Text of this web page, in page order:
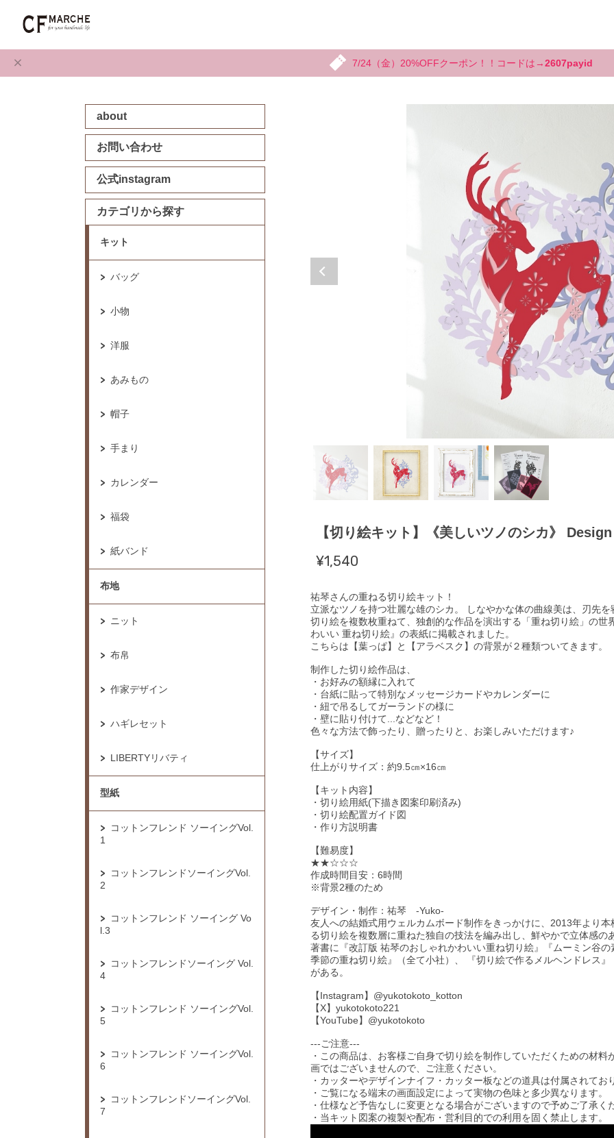
7/24（金）20%OFFクーポン！！コードは→2607payid
about
お問い合わせ
公式instagram
カテゴリから探す
キット
バッグ
小物
洋服
あみもの
帽子
手まり
カレンダー
福袋
紙バンド
布地
ニット
布帛
作家デザイン
ハギレセット
LIBERTYリバティ
型紙
コットンフレンド ソーイングVol.
1
コットンフレンドソーイングVol.
2
コットンフレンド ソーイング Vo
l.3
コットンフレンドソーイング Vol.
4
コットンフレンド ソーイングVol.
5
コットンフレンド ソーイングVol.
6
コットンフレンドソーイングVol.
7
【切り絵キット】《美しいツノのシカ》
¥1,540
祐琴さんの重ねる切り絵キット！
立派なツノを持つ壮麗な雄のシカ。 しなやかな体の曲線美は、刃先を
切り絵を複数枚重ねて、独創的な作品を演出する「重ね切り絵」の
わいい 重ね切り絵』の表紙に掲載されました。
こちらは【葉っぱ】と【アラベスク】の背景が２種類ついてきます。
制作した切り絵作品は、
・お好みの額縁に入れて
・台紙に貼って特別なメッセージカードやカレンダーに
・紐で吊るしてガーランドの様に
・壁に貼り付けて...などなど！
色々な方法で飾ったり、贈ったりと、お楽しみいただけます♪
【サイズ】
仕上がりサイズ：約9.5㎝×16㎝
【キット内容】
・切り絵用紙(下描き図案印刷済み)
・切り絵配置ガイド図
・作り方説明書
【難易度】
★★☆☆☆
作成時間目安：6時間
※背景2種のため
デザイン・制作：祐琴 -Yuko-
友人への結婚式用ウェルカムボード制作をきっかけに、2013年より
る切り絵を複数層に重ねた独自の技法を編み出し、鮮やかで立体感の
著書に『改訂版 祐琴のおしゃれかわいい重ね切り絵』『ムーミン谷
季節の重ね切り絵』（全て小社）、 『切り絵で作るメルヘンドレス
がある。
【Instagram】@yukotokoto_kotton
【X】yukotokoto221
【YouTube】@yukotokoto
---ご注意---
・この商品は、お客様ご自身で切り絵を制作していただくための材
画ではございませんので、ご注意ください。
・カッターやデザインナイフ・カッター板などの道具は付属されてお
・ご覧になる端末の画面設定によって実物の色味と多少異なります。
・仕様など予告なしに変更となる場合がございますので予めご了承く
・当キット図案の複製や配布・営利目的での利用を固く禁止します。